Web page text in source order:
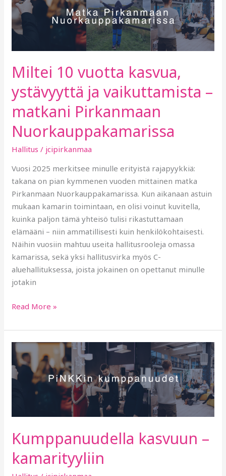
Miltei 10 vuotta kasvua,
ystävyyttä ja vaikuttamista –
matkani Pirkanmaan
Nuorkauppakamarissa
Hallitus / jcipirkanmaa
Vuosi 2025 merkitsee minulle erityistä rajapyykkiä:
takana on pian kymmenen vuoden mittainen matka
Pirkanmaan Nuorkauppakamarissa. Kun aikanaan astuin
mukaan kamarin toimintaan, en olisi voinut kuvitella,
kuinka paljon tämä yhteisö tulisi rikastuttamaan
elämääni – niin ammatillisesti kuin henkilökohtaisesti.
Näihin vuosiin mahtuu useita hallitusrooleja omassa
kamarissa, sekä yksi hallitusvirka myös C-
aluehallituksessa, joista jokainen on opettanut minulle
jotakin
vuotta
kasvua,
ystävyyttä
–
Pirkanmaan
Nuorkauppakamarissa
Read More »
Kumppanuudella kasvuun –
kamarityyliin
Kumppanuudella
kasvuun
kamarityyliin